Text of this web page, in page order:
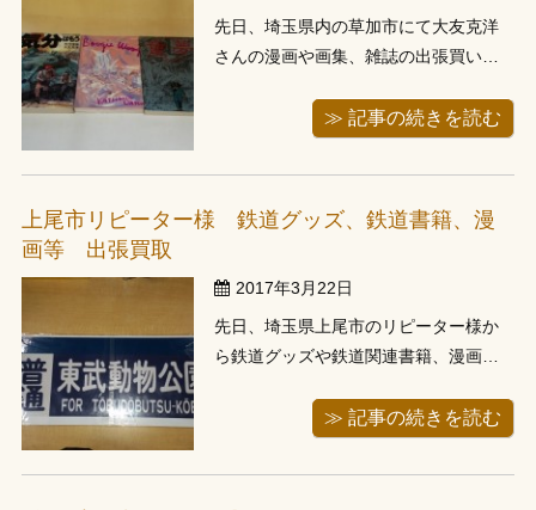
先日、埼玉県内の草加市にて大友克洋
さんの漫画や画集、雑誌の出張買い取
お問い合わせ頂き、お伺いさせて頂い
漫画があるんだけど状態悪くても買い
取れますか？というお問い合わせを頂
き伺わせて頂いたお客様です。お伺い
≫ 記事の続きを読む
上尾市リピーター様 鉄道グッズ、鉄道書籍、漫
画等 出張買取
2017年3月22日
先日、埼玉県上尾市のリピーター様か
ら鉄道グッズや鉄道関連書籍、漫画全
の買取事例を記載させて頂いているま
せて頂いており、何度もお呼び頂いて
いるリピーター様です。今回は鉄道関
≫ 記事の続きを読む